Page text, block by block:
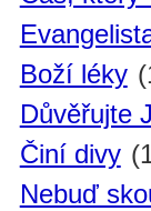
Boží léky
Důvěřujte
Činí divy
Nebuď